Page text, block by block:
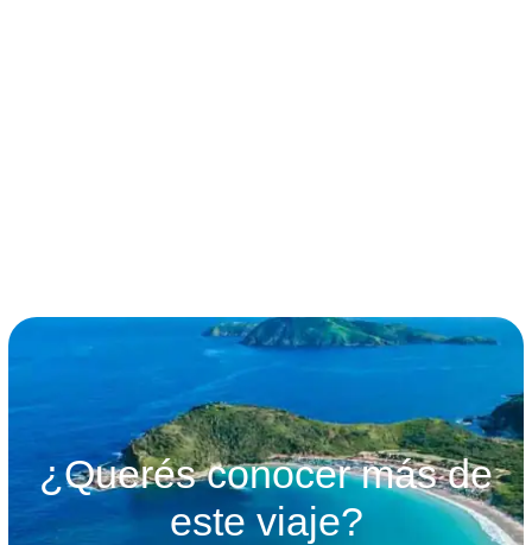
¿Querés conocer más de
este viaje?